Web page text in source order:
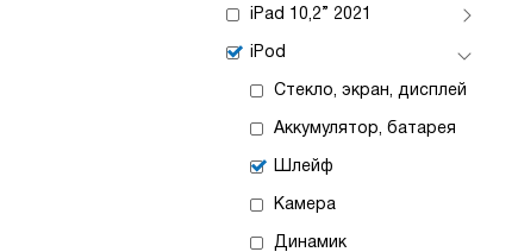
iPad 10,2” 2021
iPod
Стекло, экран, дисплей
Аккумулятор, батарея
Шлейф
Камера
Динамик